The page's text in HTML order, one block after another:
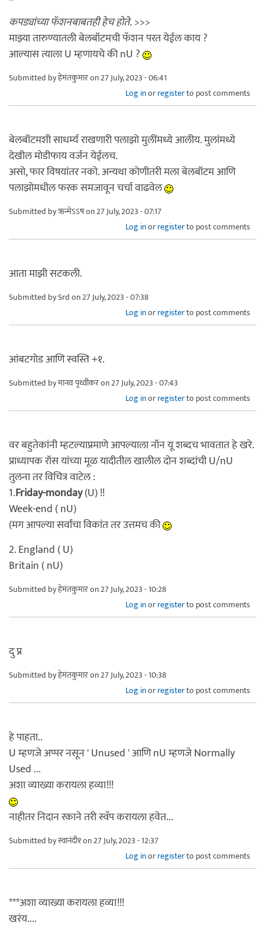
कपड्यांच्या फॅशनबाबतही हेच होते.>>>
माझ्या तारुण्यातली बेलबॉटमची फॅशन परत येईल काय ?
आल्यास त्याला U म्हणायचे की nU ?
Submitted byहेमंतकुमारon 27 July, 2023 - 06:41
Log inorregisterto post comments
बेलबॉटमशी साधर्म्य राखणारी पलाझो मुलींमध्ये आलीय. मुलांमध्ये
देखील मोडीफाय वर्जन येईलच.
असो, फार विषयांतर नको. अन्यथा कोणीतरी मला बेलबॉटम आणि
पलाझोमधील फरक समजावून चर्चा वाढवेल
Submitted byऋन्मेऽऽषon 27 July, 2023 - 07:17
Log inorregisterto post comments
आता माझी सटकली.
Submitted bySrdon 27 July, 2023 - 07:38
Log inorregisterto post comments
आंबटगोड आणि स्वस्ति +१.
Submitted byमानव पृथ्वीकरon 27 July, 2023 - 07:43
Log inorregisterto post comments
वर बहुतेकांनी म्हटल्याप्रमाणे आपल्याला नॉन यू शब्दच भावतात हे खरे.
प्राध्यापक रॉस यांच्या मूळ यादीतील खालील दोन शब्दांची U/nU
तुलना तर विचित्र वाटेल :
1.Friday-monday(U) !!
Week-end ( nU)
(मग आपल्या सर्वांचा विकांत तर उत्तमच की
2. England ( U)
Britain ( nU)
Submitted byहेमंतकुमारon 27 July, 2023 - 10:28
Log inorregisterto post comments
दु प्र
Submitted byहेमंतकुमारon 27 July, 2023 - 10:38
Log inorregisterto post comments
हे पाहता..
U म्हणजे अप्पर नसून ' Unused ' आणि nU म्हणजे Normally
Used ...
अशा व्याख्या करायला हव्या!!!
नाहीतर निदान रकाने तरी स्वॅप करायला हवेत...
Submitted byस्वानंदी१on 27 July, 2023 - 12:37
Log inorregisterto post comments
***अशा व्याख्या करायला हव्या!!!
खरंय....